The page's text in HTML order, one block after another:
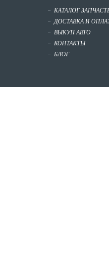
КАТАЛОГ
ДОСТАВКА И
ВЫКУП АВТО
КОНТАКТЫ
БЛОГ